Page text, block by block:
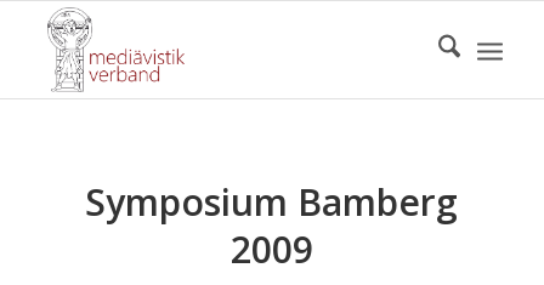
Symposium Bamberg
2009